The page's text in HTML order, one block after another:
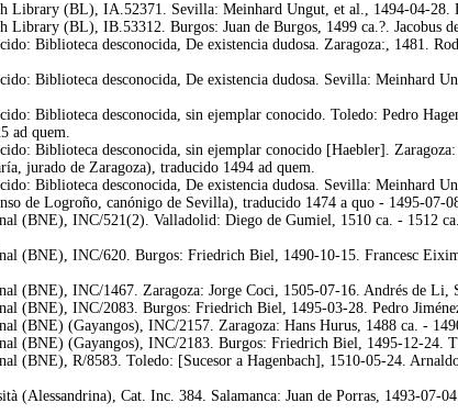
Library (BL), IA.52371. Sevilla: Meinhard Ungut, et al., 1494-04-28.
(BL), IB.53312. Burgos: Juan de Burgos, 1499 ca.?. Jacobus
Biblioteca desconocida, De existencia dudosa. Zaragoza:, 1481.
Biblioteca desconocida, De existencia dudosa. Sevilla:
Biblioteca desconocida, sin ejemplar conocido. Toledo: Pedro
ad quem.
Biblioteca desconocida, sin ejemplar conocido [Haebler].
jurado de Zaragoza), traducido 1494 ad quem.
Biblioteca desconocida, De existencia dudosa. Sevilla: Meinhard
de Logroño, canónigo de Sevilla), traducido 1474 a quo - 1495-07-
(BNE), INC/521(2). Valladolid: Diego de Gumiel, 1510 ca. - 1512
(BNE), INC/620. Burgos: Friedrich Biel, 1490-10-15. Francesc
(BNE), INC/1467. Zaragoza: Jorge Coci, 1505-07-16. Andrés de Li,
(BNE), INC/2083. Burgos: Friedrich Biel, 1495-03-28. Pedro
(BNE) (Gayangos), INC/2157. Zaragoza: Hans Hurus, 1488 ca. -
(BNE) (Gayangos), INC/2183. Burgos: Friedrich Biel, 1495-12-24.
(BNE), R/8583. Toledo: [Sucesor a Hagenbach], 1510-05-24.
(Alessandrina), Cat. Inc. 384. Salamanca: Juan de Porras, 1493-07-